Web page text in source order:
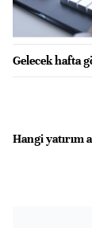
Gelecek hafta
Hangi yatırım